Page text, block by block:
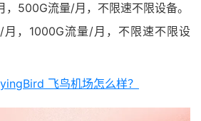
500G流量/月，不限速不限设备。
月，1000G流量/月，不限速不限设
飞鸟机场怎么样？